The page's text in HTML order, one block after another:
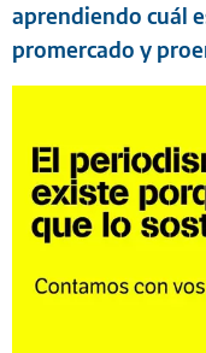
aprendiendo cuál
promercado y